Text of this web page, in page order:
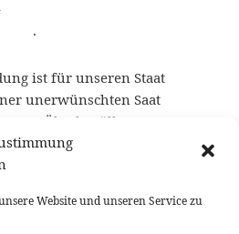
Website und unseren Service zu
·
ist für unseren Staat
unerwünschten Saat
vor Überbevölkerung
für weitere Vermehrung
Homo-Billig-Sex-Diktat
·